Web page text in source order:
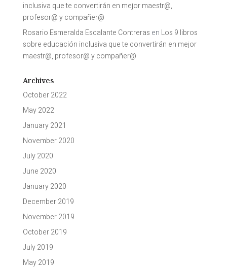
inclusiva que te convertirán en mejor maestr@,
profesor@ y compañer@
Rosario Esmeralda Escalante Contreras en Los 9 libros
sobre educación inclusiva que te convertirán en mejor
maestr@, profesor@ y compañer@
Archives
October 2022
May 2022
January 2021
November 2020
July 2020
June 2020
January 2020
December 2019
November 2019
October 2019
July 2019
May 2019